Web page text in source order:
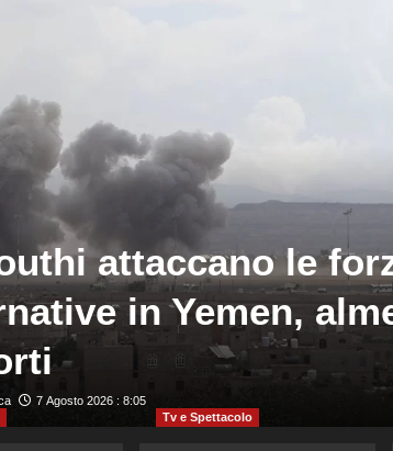
attaccano le
in Yemen,
7 Agosto 2026 : 8:05
Tv e Spettacolo